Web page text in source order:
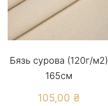
Бязь сурова (120г/м2)
165см
105,00 ₴